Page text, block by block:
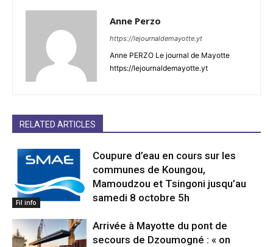
Anne Perzo
https://lejournaldemayotte.yt
Anne PERZO Le journal de Mayotte
https://lejournaldemayotte.yt
RELATED ARTICLES
Fil info
Coupure d’eau en cours sur les
communes de Koungou,
Mamoudzou et Tsingoni jusqu’au
samedi 8 octobre 5h
Arrivée à Mayotte du pont de
secours de Dzoumogné : « on